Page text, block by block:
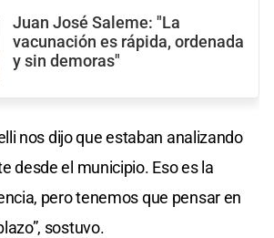
Juan José Saleme: "La
vacunación es rápida, ordenada
y sin demoras"
nos dijo que estaban analizando
desde el municipio. Eso es la
pero tenemos que pensar en
sostuvo.